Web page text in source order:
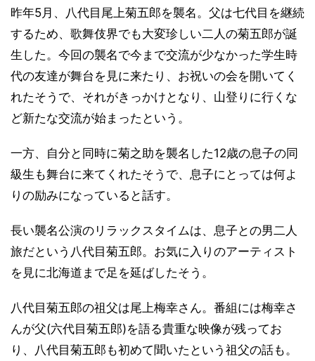
昨年5月、八代目尾上菊五郎を襲名。父は七代目を継続
するため、歌舞伎界でも大変珍しい二人の菊五郎が誕
生した。今回の襲名で今まで交流が少なかった学生時
代の友達が舞台を見に来たり、お祝いの会を開いてく
れたそうで、それがきっかけとなり、山登りに行くな
ど新たな交流が始まったという。
一方、自分と同時に菊之助を襲名した12歳の息子の同
級生も舞台に来てくれたそうで、息子にとっては何よ
りの励みになっていると話す。
長い襲名公演のリラックスタイムは、息子との男二人
旅だという八代目菊五郎。お気に入りのアーティスト
を見に北海道まで足を延ばしたそう。
八代目菊五郎の祖父は尾上梅幸さん。番組には梅幸さ
んが父(六代目菊五郎)を語る貴重な映像が残ってお
り、八代目菊五郎も初めて聞いたという祖父の話も。